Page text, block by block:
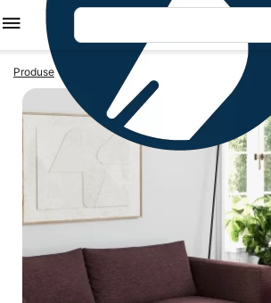
Produse Seturi canapea si fotolii Set